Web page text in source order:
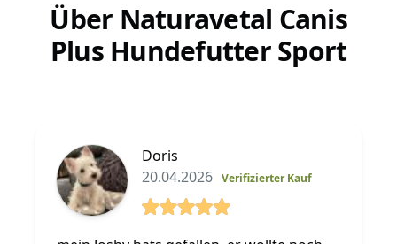
Über Naturavetal Canis
Plus Hundefutter Sport
Doris
20.04.2026 Verifizierter Kauf